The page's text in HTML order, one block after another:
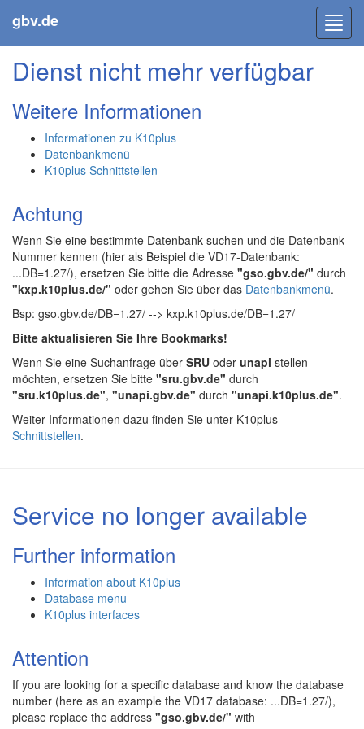
gbv.de
Dienst nicht mehr verfügbar
Weitere Informationen
Informationen zu K10plus
Datenbankmenü
K10plus Schnittstellen
Achtung
Wenn Sie eine bestimmte Datenbank suchen und die Datenbank-
Nummer kennen (hier als Beispiel die VD17-Datenbank:
...DB=1.27/), ersetzen Sie bitte die Adresse "gso.gbv.de/" durch
"kxp.k10plus.de/" oder gehen Sie über das Datenbankmenü.
Bsp: gso.gbv.de/DB=1.27/ --> kxp.k10plus.de/DB=1.27/
Bitte aktualisieren Sie Ihre Bookmarks!
Wenn Sie eine Suchanfrage über SRU oder unapi stellen
möchten, ersetzen Sie bitte "sru.gbv.de" durch
"sru.k10plus.de", "unapi.gbv.de" durch "unapi.k10plus.de".
Weiter Informationen dazu finden Sie unter K10plus
Schnittstellen.
Service no longer available
Further information
Information about K10plus
Database menu
K10plus interfaces
Attention
If you are looking for a specific database and know the database
number (here as an example the VD17 database: ...DB=1.27/),
please replace the address "gso.gbv.de/" with